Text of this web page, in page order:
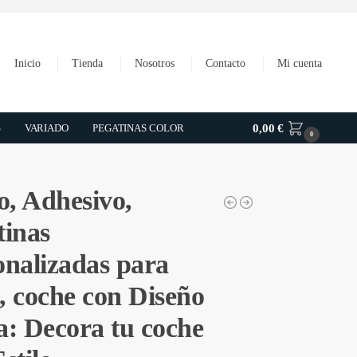
Inicio
Tienda Nosotros Contacto Mi cuenta
VARIADO PEGATINAS COLOR 0,00€ 0
Adhesivo,
para
coche con Diseño
Decora tu coche